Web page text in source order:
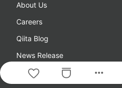
more_horiz
About Us
Careers
Qiita Blog
News Release